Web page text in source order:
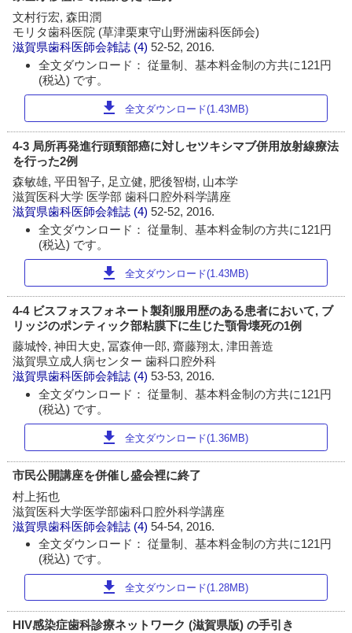
文村行宏, 森田潤
モリタ歯科医院 (草津栗東守山野洲歯科医師会)
滋賀県歯科医師会雑誌 (4)52-52, 2016.
全文ダウンロード： 従量制、基本料金制の方共に121円
(税込) です。
download 全文ダウンロード(1.43MB)
4-3 局所再発進行頭頸部癌に対しセツキシマブ併用放射線療法
を行った2例
森敏雄, 平田智子, 足立健, 肥後智樹, 山本学
滋賀医科大学 医学部 歯科口腔外科学講座
滋賀県歯科医師会雑誌 (4)52-52, 2016.
全文ダウンロード： 従量制、基本料金制の方共に121円
(税込) です。
download 全文ダウンロード(1.43MB)
4-4 ビスフォスフォネート製剤服用歴のある患者において, ブ
リッジのポンティック部粘膜下に生じた顎骨壊死の1例
藤城怜, 神田大史, 冨森伸一郎, 齋藤翔太, 津田善造
滋賀県立成人病センター 歯科口腔外科
滋賀県歯科医師会雑誌 (4)53-53, 2016.
全文ダウンロード： 従量制、基本料金制の方共に121円
(税込) です。
download 全文ダウンロード(1.36MB)
市民公開講座を併催し盛会裡に終了
村上拓也
滋賀医科大学医学部歯科口腔外科学講座
滋賀県歯科医師会雑誌 (4)54-54, 2016.
全文ダウンロード： 従量制、基本料金制の方共に121円
(税込) です。
download 全文ダウンロード(1.28MB)
HIV感染症歯科診療ネットワーク (滋賀県版) の手引き